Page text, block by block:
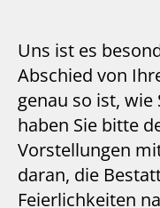
Uns ist es
Abschied von
genau so ist, wie
haben Sie bitte
Vorstellungen
daran, die
Feierlichkeiten